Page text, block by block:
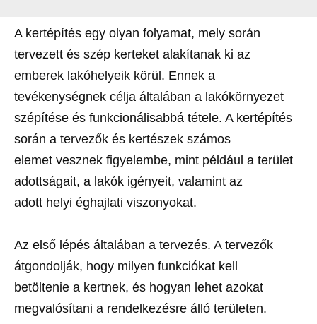
A kertépítés egy olyan folyamat, mely során
tervezett és szép kerteket alakítanak ki az
emberek lakóhelyeik körül. Ennek a
tevékenységnek célja általában a lakókörnyezet
szépítése és funkcionálisabbá tétele. A kertépítés
során a tervezők és kertészek számos
elemet vesznek figyelembe, mint például a terület
adottságait, a lakók igényeit, valamint az
adott helyi éghajlati viszonyokat.
Az első lépés általában a tervezés. A tervezők
átgondolják, hogy milyen funkciókat kell
betöltenie a kertnek, és hogyan lehet azokat
megvalósítani a rendelkezésre álló területen.